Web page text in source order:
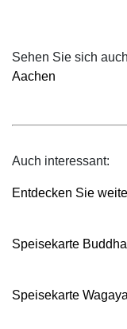
Sehen Sie sich
Aachen
Auch interessant:
Entdecken Sie
Speisekarte
Speisekarte